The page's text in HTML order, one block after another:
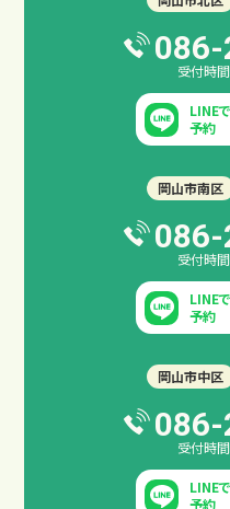
受付時
LINEで
予約
岡山市南区
受付時
LINEで
予約
岡山市中区
受付時
LINEで
予約